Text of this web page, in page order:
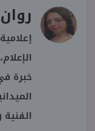
خبرة
الفنية